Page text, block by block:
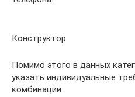
Конструктор
Помимо этого в данных
указать индивидуальные
комбинации.